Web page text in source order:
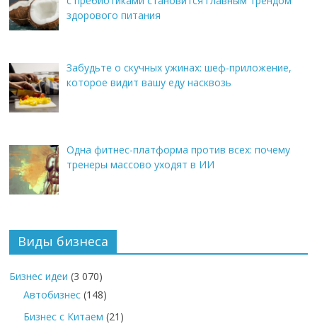
здорового питания
Забудьте о скучных ужинах: шеф-приложение,
которое видит вашу еду насквозь
Одна фитнес-платформа против всех: почему
тренеры массово уходят в ИИ
Виды бизнеса
Бизнес идеи (3 070)
Автобизнес (148)
Бизнес с Китаем (21)